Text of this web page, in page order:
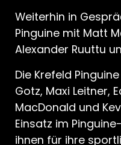
Weiterhin in
Pinguine mit Matt
Alexander Ruuttu
Die Krefeld
Gotz, Maxi Leitner,
MacDonald und
Einsatz im
ihnen für ihre